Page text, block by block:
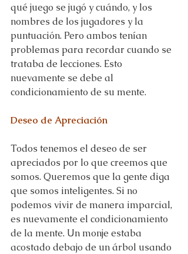
qué juego se jugó y cuándo, y los
nombres de los jugadores y la
puntuación. Pero ambos tenían
problemas para recordar cuando se
trataba de lecciones. Esto
nuevamente se debe al
condicionamiento de su mente.
Deseo de Apreciación
Todos tenemos el deseo de ser
apreciados por lo que creemos que
somos. Queremos que la gente diga
que somos inteligentes. Si no
podemos vivir de manera imparcial,
es nuevamente el condicionamiento
de la mente. Un monje estaba
acostado debajo de un árbol usando